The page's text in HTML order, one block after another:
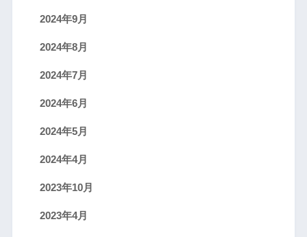
2024年9月
2024年8月
2024年7月
2024年6月
2024年5月
2024年4月
2023年10月
2023年4月